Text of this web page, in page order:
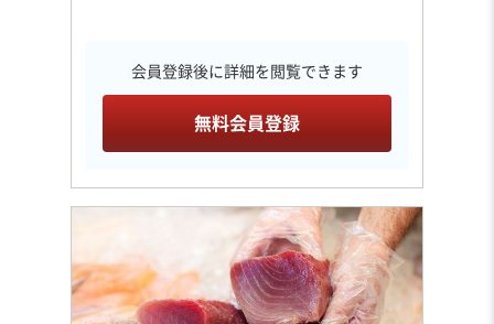
会員登録後に詳細を閲覧できます
無料会員登録